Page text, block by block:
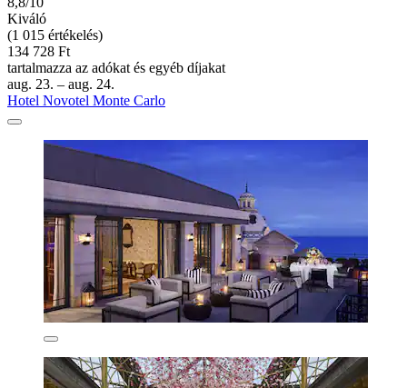
Kiváló
(1 015 értékelés)
134 728 Ft
tartalmazza az adókat és egyéb díjakat
aug. 23. – aug. 24.
Hotel Novotel Monte Carlo